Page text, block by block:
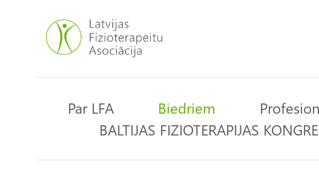
Main
Par LFA Biedriem
BALTIJAS FIZIOTERAPIJAS